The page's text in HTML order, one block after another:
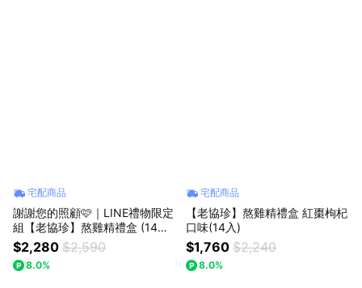
宅配商品
謝謝您的照顧🩷｜LINE禮物限定
組【老協珍】熬雞精禮盒 (14入)
+ 美顏飲(6入)
$2,280 $2,590
8.0%
宅配商品
【老協珍】熬雞精禮盒 紅棗枸杞
口味(14入)
$1,760 $2,240
8.0%